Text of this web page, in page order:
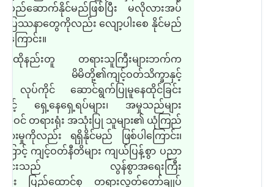
ည်ဆောက်နိုင်မည်ဖြစ်ပြီး မလိုလားအပ်
ြဿနာတွေကိုလည်း လျော့ပါးစေ နိုင်မည်
ါကြောင်း။
ထိုနည်းတူ တရားသူကြီးများဘက်က
း မိမိတို့၏ကျင့်ဝတ်သိက္ခာနှင့်
လုပ်ကိုင်ဆောင်ရွက်ပြုမူနေထိုင်ခြင်း
ဖြင့် ရှေ့နေရှေ့ရပ်များ၊ အမှုသည်များ
အဝင် တရားရုံး အသုံးပြု သူများ၏ ယုံကြည်
စားမှုကိုလည်း ရရှိနိုင်မည် ဖြစ်ပါကြောင်း၊
ောင့် ကျင့်ဝတ်နီတိများ ကျယ်ပြန့်စွာ ပညာ
းခြင်းသည် လွန်စွာအရေးကြီး
ာင်း ပြည်ထောင်စု တရားလွှတ်တော်ချုပ်